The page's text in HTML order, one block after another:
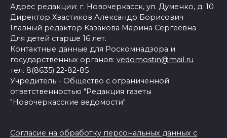
Адрес редакции: г. Новочеркасск, ул. Думенко, д. 10
Директор Хвастиков Александр Борисович
Главный редактор Казакова Марина Сергеевна
Для детей старше 16 лет.
Контактные данные для Роскомнадзора и
государственных органов: vedomostin@mail.ru
тел. 8(8635) 22-82-85
Учредитель - Общество с ограниченной
ответственностью "Редакция газеты
"Новочеркасские ведомости"
Согласие на обработку персональных данных с